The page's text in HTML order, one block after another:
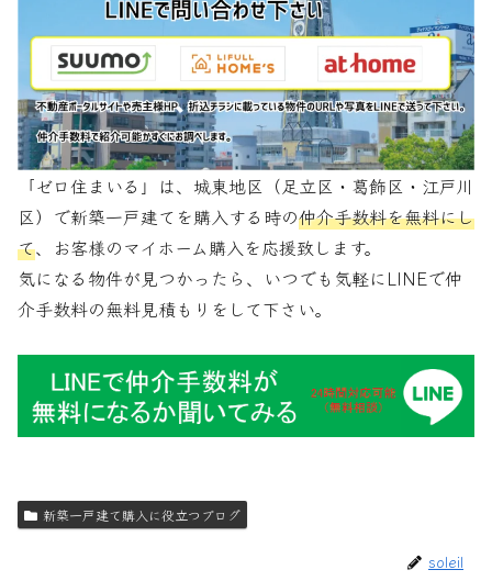
「ゼロ住まいる」は、城東地区（足立区・葛飾区・江戸川
区）で新築一戸建てを購入する時の仲介手数料を無料にし
て、お客様のマイホーム購入を応援致します。
気になる物件が見つかったら、いつでも気軽にLINEで仲
介手数料の無料見積もりをして下さい。
新築一戸建て購入に役立つブログ
soleil